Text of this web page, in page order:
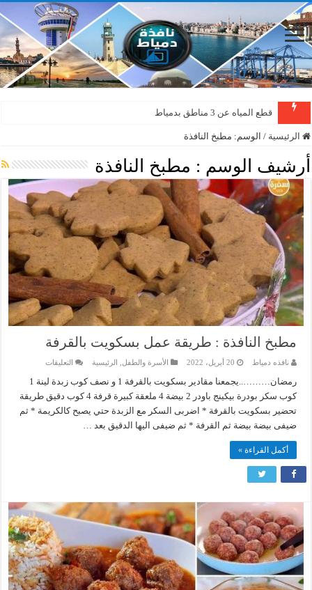
قطع المياه عن 3 مناطق بدمياط
دمياط : سقوط شجرة على الأسلاك الكهربائية بمنطقة المطرى
الرئيسية / الوسم: مطبخ النافذة
أرشيف الوسم : مطبخ النافذة
مطبخ النافذة : طريقة عمل بسكويت بالقرفة
نافذه دمياط 20 أبريل، 2022 الأسرة والطفل الرئيسية التعليقاتعلى
النافذة
طريقة
عمل
بسكويت
رمضان………..يجمعنا مقادير بسكويت بالقرفة 1 و نصف كوب زبدة لينة 1
كوب سكر بودرة بيكينج باودر 2 بيضة 4 ملعقة كبيرة قرفة 4 كوب دقيق طريقة
تحضير بسكويت بالقرفة * اضربى السكر مع الزبدة حتي يصبح كالكريمة * ثم
ضيفى بيضة بيضة ثم القرفة * ثم ضيفى اليها الدقيق بعد …
أكمل القراءة »